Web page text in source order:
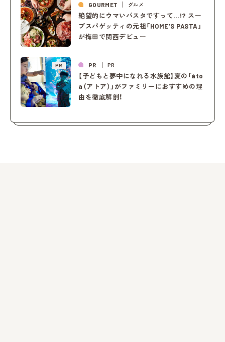
GOURMET グルメ
絶望的にウマいパスタですって…!? スー
プスパゲッティの元祖「HOME’S PASTA」
が梅田で関西デビュー
PR PR PR
【子どもと夢中になれる水族館】夏の「áto
a（アトア）」がファミリーにおすすめの理
由を徹底解剖！